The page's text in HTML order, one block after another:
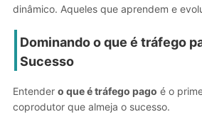
dinâmico. Aqueles que aprendem e
Dominandoo que é tráfego
Sucesso
Entender o que é tráfego pago é o
coprodutor que almeja o sucesso.